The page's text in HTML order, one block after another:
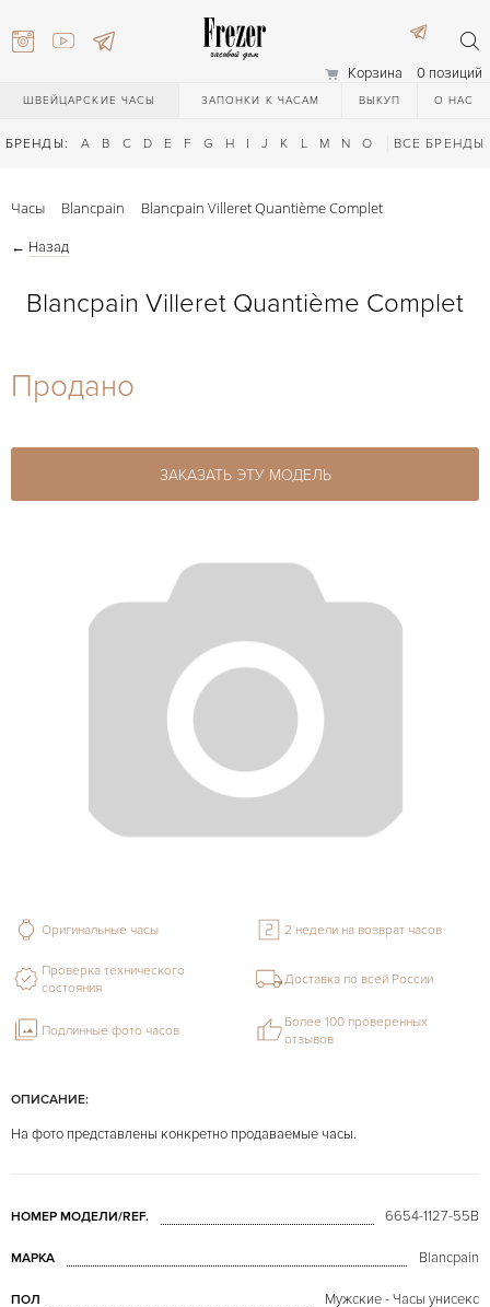
Корзина 0 позиций
ШВЕЙЦАРСКИЕ ЧАСЫ ЗАПОНКИ К ЧАСАМ ВЫКУП О НАС
БРЕНДЫ: A B C D E F G H I J K L M N O Q R S T
ВСЕ БРЕНДЫ
27-44
27-44
Часы Blancpain Blancpain Villeret Quantième Complet
← Назад
Blancpain Villeret Quantième Complet
Продано
ЗАКАЗАТЬ ЭТУ МОДЕЛЬ
ОПИСАНИЕ:
На фото представлены конкретно продаваемые часы.
НОМЕР МОДЕЛИ/REF. 6654-1127-55B
МАРКА Blancpain
ПОЛ Мужские - Часы унисекс
Оригинальные часы 2 недели на возврат часов
Проверка технического
состояния
Доставка по всей России
Подлинные фото часов
Более 100 проверенных
отзывов